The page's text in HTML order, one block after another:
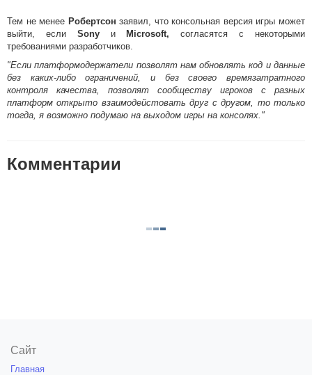
Тем не менее Робертсон заявил, что консольная версия игры может
выйти, если Sonyи Microsoft, согласятся с некоторыми
требованиями разработчиков.
"Если платформодержатели позволят нам обновлять код и данные
без каких-либо ограничений, и без своего времязатратного
контроля качества, позволят сообществу игроков с разных
платформ открыто взаимодейстовать друг с другом, то только
тогда, я возможно подумаю на выходом игры на консолях."
Комментарии
Сайт
Главная